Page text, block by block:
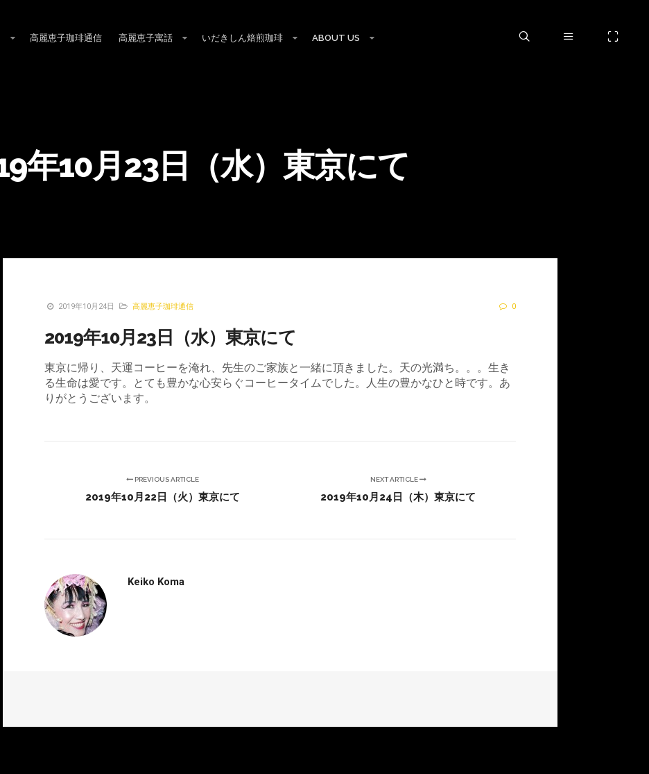
高麗恵子珈琲通信 高麗恵子寓話 いだきしん焙煎珈琲 ABOUT US
年10月23日（水）東京にて
2019年10月24日 高麗恵子珈琲通信 0
2019年10月23日（水）東京にて
東京に帰り、天運コーヒーを淹れ、先生のご家族と一緒に頂きました。天の光満ち。。。生き
る生命は愛です。とても豊かな心安らぐコーヒータイムでした。人生の豊かなひと時です。あ
りがとうございます。
PREVIOUS ARTICLE
2019年10月22日（火）東京にて
NEXT ARTICLE
2019年10月24日（木）東京にて
Keiko Koma